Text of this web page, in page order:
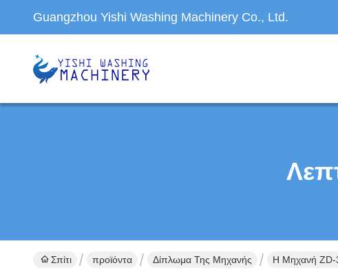
Guangzhou Yishi Washing Machinery Co., Ltd.
Σπίτι προϊόντα Δίπλωμα Της Μηχανής Η Μηχανή ZD-